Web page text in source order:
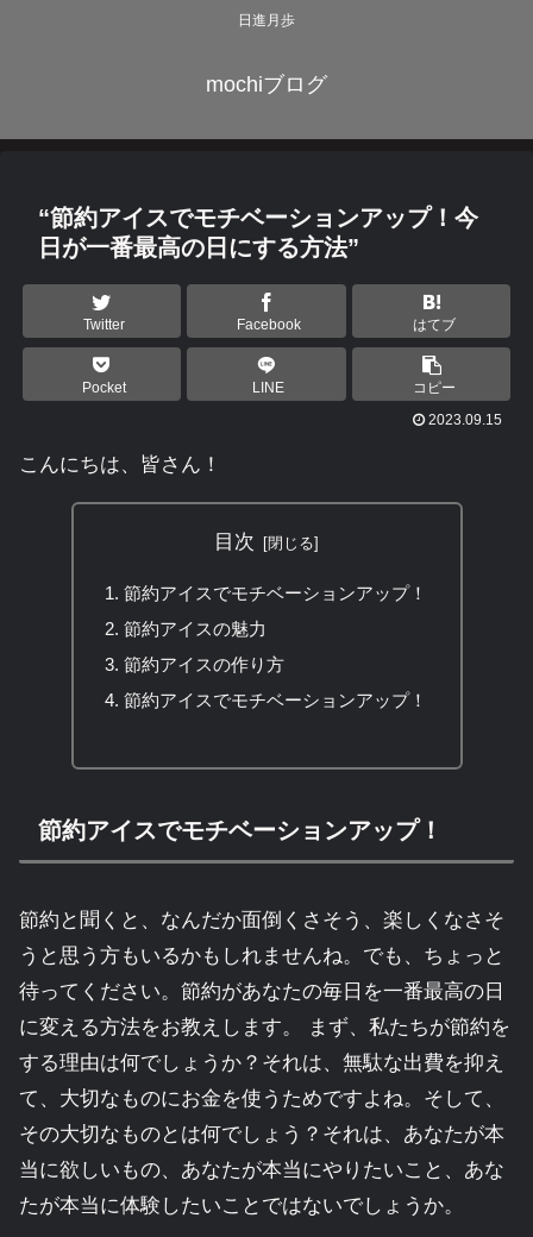
日進月歩
mochiブログ
“節約アイスでモチベーションアップ！今
日が一番最高の日にする方法”
Twitter Facebook はてブ
Pocket LINE
コピー
2023.09.15
こんにちは、皆さん！
目次
節約アイスでモチベーションアップ！
節約アイスの魅力
節約アイスの作り方
節約アイスでモチベーションアップ！
節約アイスでモチベーションアップ！
節約と聞くと、なんだか面倒くさそう、楽しくなさそ
うと思う方もいるかもしれませんね。でも、ちょっと
待ってください。節約があなたの毎日を一番最高の日
に変える方法をお教えします。 まず、私たちが節約を
する理由は何でしょうか？それは、無駄な出費を抑え
て、大切なものにお金を使うためですよね。そして、
その大切なものとは何でしょう？それは、あなたが本
当に欲しいもの、あなたが本当にやりたいこと、あな
たが本当に体験したいことではないでしょうか。